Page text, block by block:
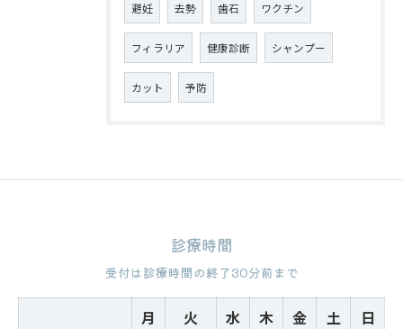
避妊 去勢 歯石 ワクチン
フィラリア 健康診断 シャンプー
カット 予防
診療時間
受付は診療時間の終了30分前まで
月 火 水 木 金 土
日